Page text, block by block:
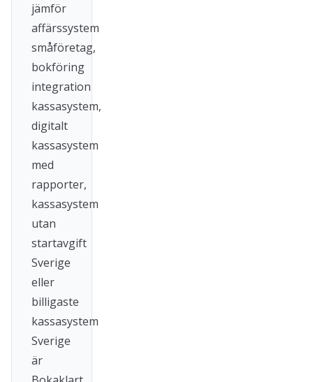
jämför
affärssystem
småföretag,
bokföring
integration
kassasystem,
digitalt
kassasystem
med
rapporter,
kassasystem
utan
startavgift
Sverige
eller
billigaste
kassasystem
Sverige
är